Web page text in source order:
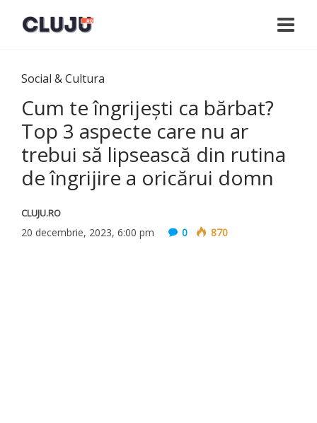
Social & Cultura
Cum te îngrijești ca bărbat?
Top 3 aspecte care nu ar
trebui să lipsească din rutina
de îngrijire a oricărui domn
CLUJU.RO
20 decembrie, 2023, 6:00 pm 0 870